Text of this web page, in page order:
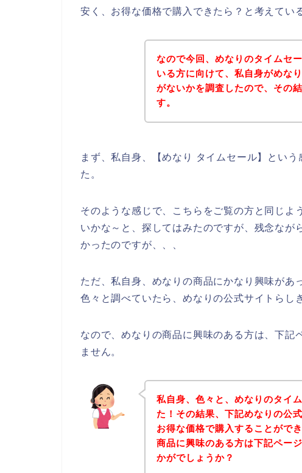
安く、お得な価格で購入できたら？と考えてい
なので今回、めなりのタイムセ
いる方に向けて、私自身がめな
がないかを調査したので、その
す。
まず、私自身、【めなり タイムセール】とい
た。
そのような感じで、こちらをご覧の方と同じよ
いかな～と、探してはみたのですが、残念なが
かったのですが、、、
ただ、私自身、めなりの商品にかなり興味があ
色々と調べていたら、めなりの公式サイトらし
なので、めなりの商品に興味のある方は、下記
ません。
私自身、色々と、めなりのタイ
た！その結果、下記めなりの公
お得な価格で購入することがで
商品に興味のある方は下記ペー
かがでしょうか？